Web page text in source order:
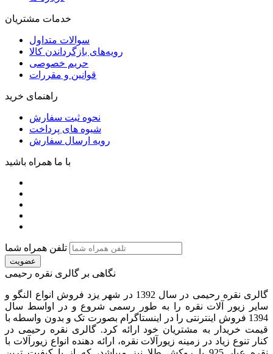
خدمات مشتریان
سوالات متداول
رویه‌های بازگرداندن کالا
حریم خصوصی
قوانین و مقررات
راهنمای خرید
نحوه ثبت سفارش
شیوه های پرداخت
رویه ارسال سفارش
با ما همراه باشید
تلفن همراه شما
عضویت
نگاهی بر گالری نقره رحیمی
گالری نقره رحیمی در سال 1392 در شهر یزد فروش انواع النگو و
سایر زیور آلات نقره را به طور رسمی شروع و در اواسط سال
1394 فروش اینترنتی را در اینستاگرام بصورت تک و بدون واسطه با
قیمت خریدار به مشتریان خود ارائه کرد. گالری نقره رحیمی در
کنار تنوع زیاد در زمینه زیورآلات نقره، ارائه دهنده انواع زیورآلات با